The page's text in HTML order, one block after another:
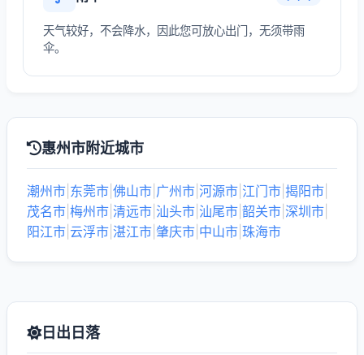
天气较好，不会降水，因此您可放心出门，无须带雨
伞。
惠州市附近城市
潮州市 东莞市 佛山市 广州市 河源市 江门市 揭阳市
茂名市 梅州市 清远市 汕头市 汕尾市 韶关市 深圳市
阳江市 云浮市 湛江市 肇庆市 中山市 珠海市
日出日落